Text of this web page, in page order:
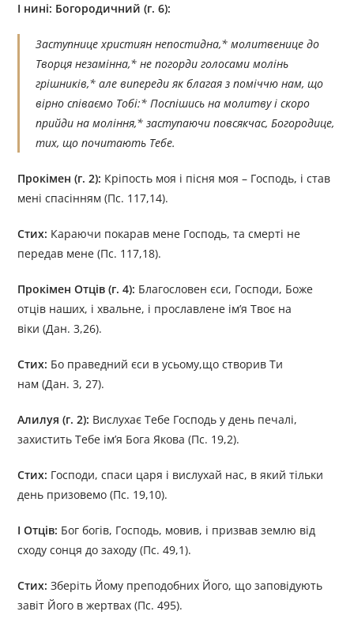
I нині: Богородичний (г. 6):
Заступнице християн непостидна,* молитвенице до
Творця незамінна,* не погорди голосами молінь
грішників,* але випереди як благая з поміччю нам, що
вірно співаємо Тобі:* Поспішись на молитву і скоро
прийди на моління,* заступаючи повсякчас, Богородице,
тих, що почитають Тебе.
Прокімен (г. 2): Кріпость моя і пісня моя – Господь, і став
мені спасінням (Пс. 117,14).
Стих: Караючи покарав мене Господь, та смерті не
передав мене (Пс. 117,18).
Прокімен Отців (г. 4): Благословен єси, Господи, Боже
отців наших, і хвальне, і прославлене ім’я Твоє на
віки (Дан. 3,26).
Стих: Бо праведний єси в усьому,що створив Ти
нам (Дан. 3, 27).
Алилуя (г. 2): Вислухає Тебе Господь у день печалі,
захистить Тебе ім’я Бога Якова (Пс. 19,2).
Стих: Господи, спаси царя і вислухай нас, в який тільки
день призовемо (Пс. 19,10).
І Отців: Бог богів, Господь, мовив, і призвав землю від
сходу сонця до заходу (Пс. 49,1).
Стих: Зберіть Йому преподобних Його, що заповідують
завіт Його в жертвах (Пс. 495).